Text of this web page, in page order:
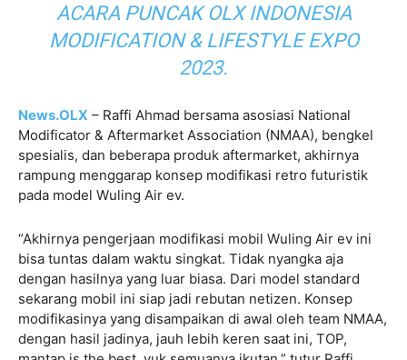
ACARA PUNCAK OLX INDONESIA
MODIFICATION & LIFESTYLE EXPO
2023.
News.OLX – Raffi Ahmad bersama asosiasi National
Modificator & Aftermarket Association (NMAA), bengkel
spesialis, dan beberapa produk aftermarket, akhirnya
rampung menggarap konsep modifikasi retro futuristik
pada model Wuling Air ev.
“Akhirnya pengerjaan modifikasi mobil Wuling Air ev ini
bisa tuntas dalam waktu singkat. Tidak nyangka aja
dengan hasilnya yang luar biasa. Dari model standard
sekarang mobil ini siap jadi rebutan netizen. Konsep
modifikasinya yang disampaikan di awal oleh team NMAA,
dengan hasil jadinya, jauh lebih keren saat ini, TOP,